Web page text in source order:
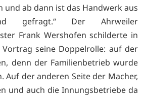
und ab dann ist das Handwerk aus
gefragt.“ Der Ahrweiler
Frank Wershofen schilderte in
seine Doppelrolle: auf der
denn der Familienbetrieb wurde
Auf der anderen Seite der Macher,
und auch die Innungsbetriebe da